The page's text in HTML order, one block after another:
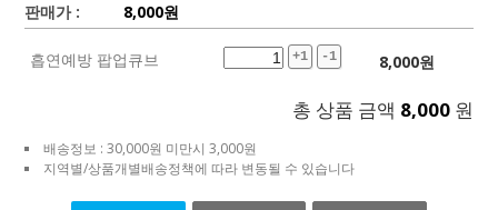
판매가 : 8,000원
흡연예방 팝업큐브 +1 -1 8,000원
총 상품 금액 8,000 원
배송정보 : 30,000원 미만시 3,000원
지역별/상품개별배송정책에 따라 변동될 수 있습니다